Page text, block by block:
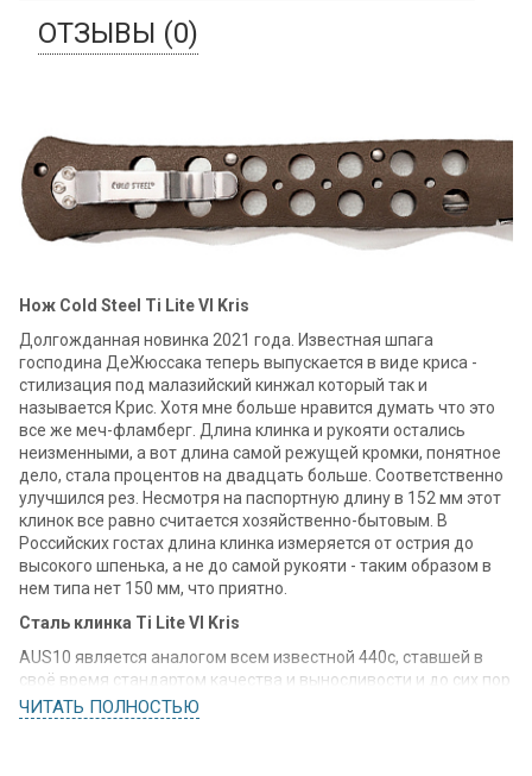
ОТЗЫВЫ (0)
Нож Cold Steel Ti Lite VI Kris
Долгожданная новинка 2021 года. Известная шпага
господина ДеЖюссака теперь выпускается в виде криса -
стилизация под малазийский кинжал который так и
называется Крис. Хотя мне больше нравится думать что это
все же меч-фламберг. Длина клинка и рукояти остались
неизменными, а вот длина самой режущей кромки, понятное
дело, стала процентов на двадцать больше. Соответственно
улучшился рез. Несмотря на паспортную длину в 152 мм этот
клинок все равно считается хозяйственно-бытовым. В
Российских гостах длина клинка измеряется от острия до
высокого шпенька, а не до самой рукояти - таким образом в
нем типа нет 150 мм, что приятно.
Сталь клинка Ti Lite VI Kris
AUS10 является аналогом всем известной 440с, ставшей в
своё время стандартом качества и выносливости и до сих пор
остающейся весьма популярной среди производителей и
владельцев колючего и острого. AUS10, сталь выносливая и
ЧИТАТЬ ПОЛНОСТЬЮ